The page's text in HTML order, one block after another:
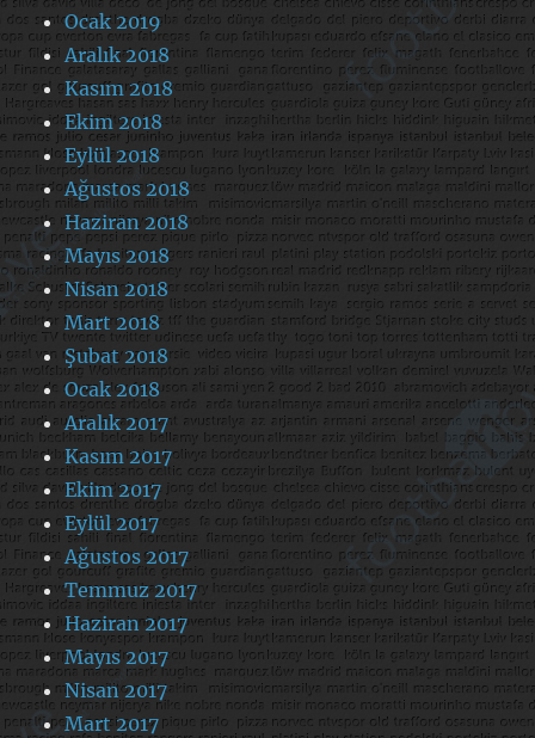
Ocak 2019
Aralık 2018
Kasım 2018
Ekim 2018
Eylül 2018
Ağustos 2018
Haziran 2018
Mayıs 2018
Nisan 2018
Mart 2018
Şubat 2018
Ocak 2018
Aralık 2017
Kasım 2017
Ekim 2017
Eylül 2017
Ağustos 2017
Temmuz 2017
Haziran 2017
Mayıs 2017
Nisan 2017
Mart 2017